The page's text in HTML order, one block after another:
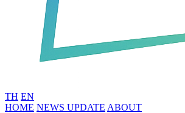
TH EN
HOME NEWS UPDATE ABOUT